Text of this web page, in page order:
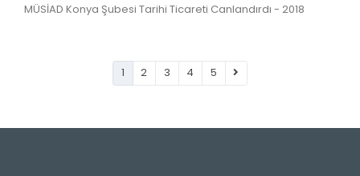
MÜSİAD Konya Şubesi Tarihi Ticareti Canlandırdı - 2018
1 2 3 4 5